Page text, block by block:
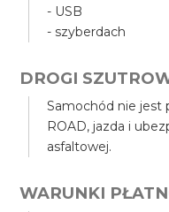
- USB
- szyberdach
DROGI
Samochód nie jest
ROAD, jazda i
asfaltowej.
WARUNKI